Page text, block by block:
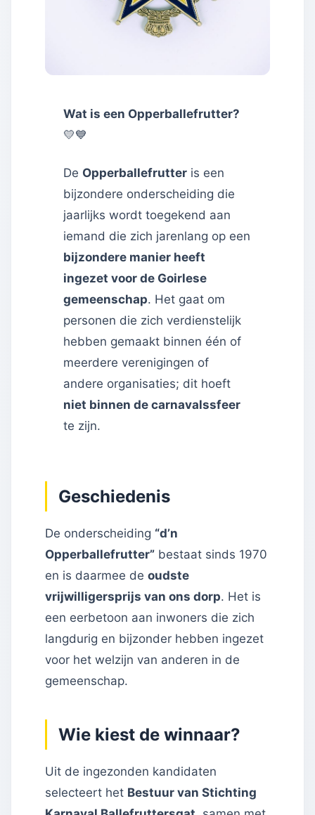
Wat is een Opperballefrutter?
💛💙
De Opperballefrutteris een
bijzondere onderscheiding die
jaarlijks wordt toegekend aan
iemand die zich jarenlang op een
bijzondere manier heeft
ingezet voor de Goirlese
gemeenschap. Het gaat om
personen die zich verdienstelijk
hebben gemaakt binnen één of
meerdere verenigingen of
andere organisaties; dit hoeft
niet binnen de carnavalssfeer
te zijn.
Geschiedenis
De onderscheiding “d’n
Opperballefrutter” bestaat sinds 1970
en is daarmee de oudste
vrijwilligersprijs van ons dorp. Het is
een eerbetoon aan inwoners die zich
langdurig en bijzonder hebben ingezet
voor het welzijn van anderen in de
gemeenschap.
Wie kiest de winnaar?
Uit de ingezonden kandidaten
selecteert het Bestuur van Stichting